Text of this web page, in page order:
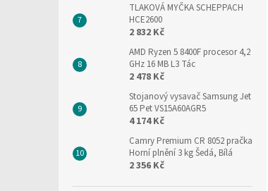
TLAKOVÁ MYČKA SCHEPPACH
HCE2600
2 832 Kč
AMD Ryzen 5 8400F procesor 4,2
GHz 16 MB L3 Tác
2 478 Kč
Stojanový vysavač Samsung Jet
65 Pet VS15A60AGR5
4 174 Kč
Camry Premium CR 8052 pračka
Horní plnění 3 kg Šedá, Bílá
2 356 Kč